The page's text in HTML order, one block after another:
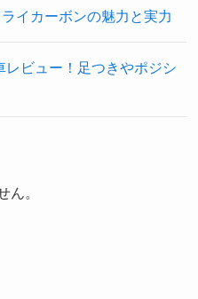
イカーボンの魅力と実力
レビュー！足つきやポジシ
ん。